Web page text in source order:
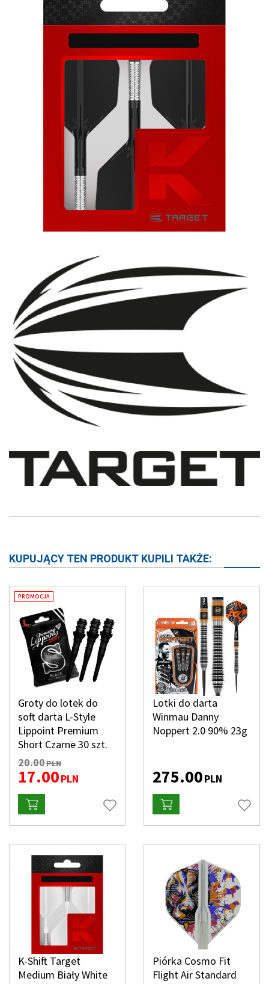
KUPUJĄCY TEN PRODUKT KUPILI TAKŻE:
PROMOCJA
Groty do lotek do
soft darta L-Style
Lippoint Premium
Short Czarne 30 szt.
20.00PLN
17.00PLN
Lotki do darta
Winmau Danny
Noppert 2.0 90% 23g
275.00PLN
K-Shift Target
Medium Biały White
Piórka Cosmo Fit
Flight Air Standard